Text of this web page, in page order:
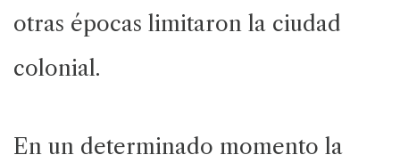
otras épocas limitaron la ciudad
colonial.
En un determinado momento la